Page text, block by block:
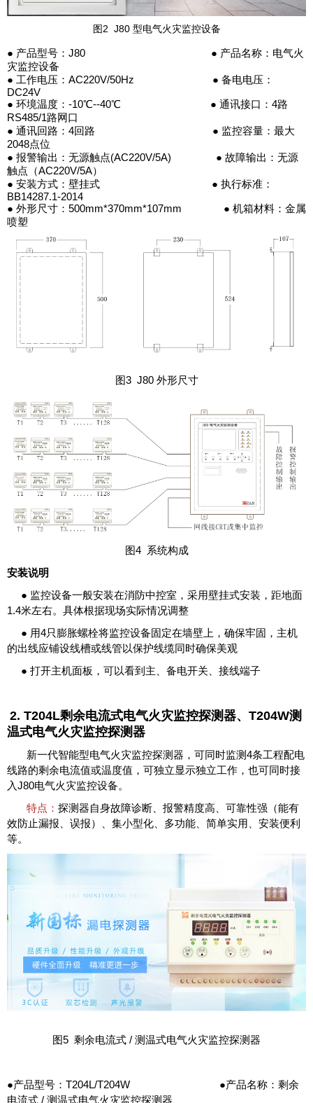
图2 J80 型电气火灾监控设备
● 产品型号：J80 ● 产品名称：电气火
灾监控设备
● 工作电压：AC220V/50Hz ● 备电电压：
DC24V
● 环境温度：-10℃--40℃ ● 通讯接口：4路
RS485/1路网口
● 通讯回路：4回路 ● 监控容量：最大
2048点位
● 报警输出：无源触点(AC220V/5A) ● 故障输出：无源
触点（AC220V/5A）
● 安装方式：壁挂式 ● 执行标准：
BB14287.1-2014
● 外形尺寸：500mm*370mm*107mm ● 机箱材料：金属
喷塑
图3 J80 外形尺寸
图4 系统构成
安装说明
● 监控设备一般安装在消防中控室，采用壁挂式安装，距地面
1.4米左右。具体根据现场实际情况调整
● 用4只膨胀螺栓将监控设备固定在墙壁上，确保牢固，主机
的出线应铺设线槽或线管以保护线缆同时确保美观
● 打开主机面板，可以看到主、备电开关、接线端子
2. T204L剩余电流式电气火灾监控探测器、T204W测
温式电气火灾监控探测器
新一代智能型电气火灾监控探测器，可同时监测4条工程配电
线路的剩余电流值或温度值，可独立显示独立工作，也可同时接
入J80电气火灾监控设备。
特点： 探测器自身故障诊断、报警精度高、可靠性强（能有
效防止漏报、误报）、集小型化、多功能、简单实用、安装便利
等。
图5 剩余电流式 / 测温式电气火灾监控探测器
●产品型号：T204L/T204W ●产品名称：剩余
电流式 / 测温式电气火灾监控探测器